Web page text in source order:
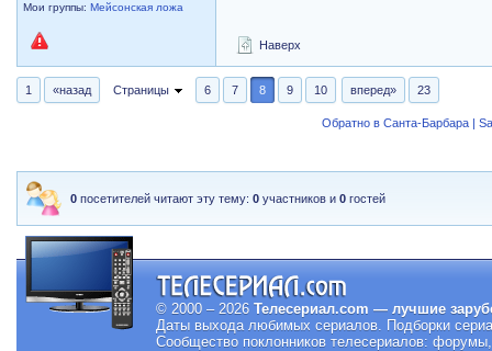
Мои группы:Мейсонская ложа
Наверх
1 «назад Страницы 6 7 8 9 10 вперед» 23
Обратно в Санта-Барбара |
0 посетителей читают эту тему:0 участников и0 гостей
© 2000 – 2026 Телесериал.com — лучшие
Даты выхода любимых сериалов. Подборки
Сообщество поклонников телесериалов: